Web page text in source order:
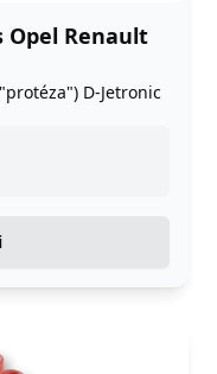
Opel Renault
D-Jetronic